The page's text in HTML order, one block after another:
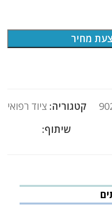
מחיר
קטגוריה: ציוד רפואי
שיתוף: